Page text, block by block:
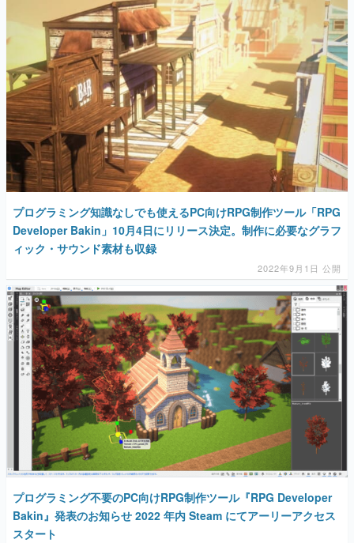
プログラミング知識なしでも使えるPC向けRPG制作ツール「RPG
Developer Bakin」10月4日にリリース決定。制作に必要なグラフ
ィック・サウンド素材も収録
2022年9月1日 公開
プログラミング不要のPC向けRPG制作ツール『RPG Developer
Bakin』発表のお知らせ 2022 年内 Steam にてアーリーアクセス
スタート